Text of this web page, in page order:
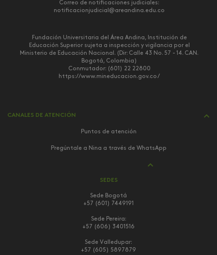
Correo de notificaciones judiciales:
notificacionjudicial@areandina.edu.co
Fundación Universitaria del Área Andina, Institución de
Educación Superior sujeta a inspección y vigilancia por el
Ministerio de Educación Nacional. (Dir: Calle 43 No. 57 - 14. CAN.
Bogotá, Colombia)
Conmutador: (601) 22 22800
https://www.mineducacion.gov.co/
CANALES DE ATENCIÓN
Puntos de atención
Pregúntale a Nina a través de WhatsApp
SEDES
Sede Bogotá
+57 (601) 7449191
Sede Pereira:
+57 (606) 3401516
Sede Valledupar:
+57 (605) 5897879